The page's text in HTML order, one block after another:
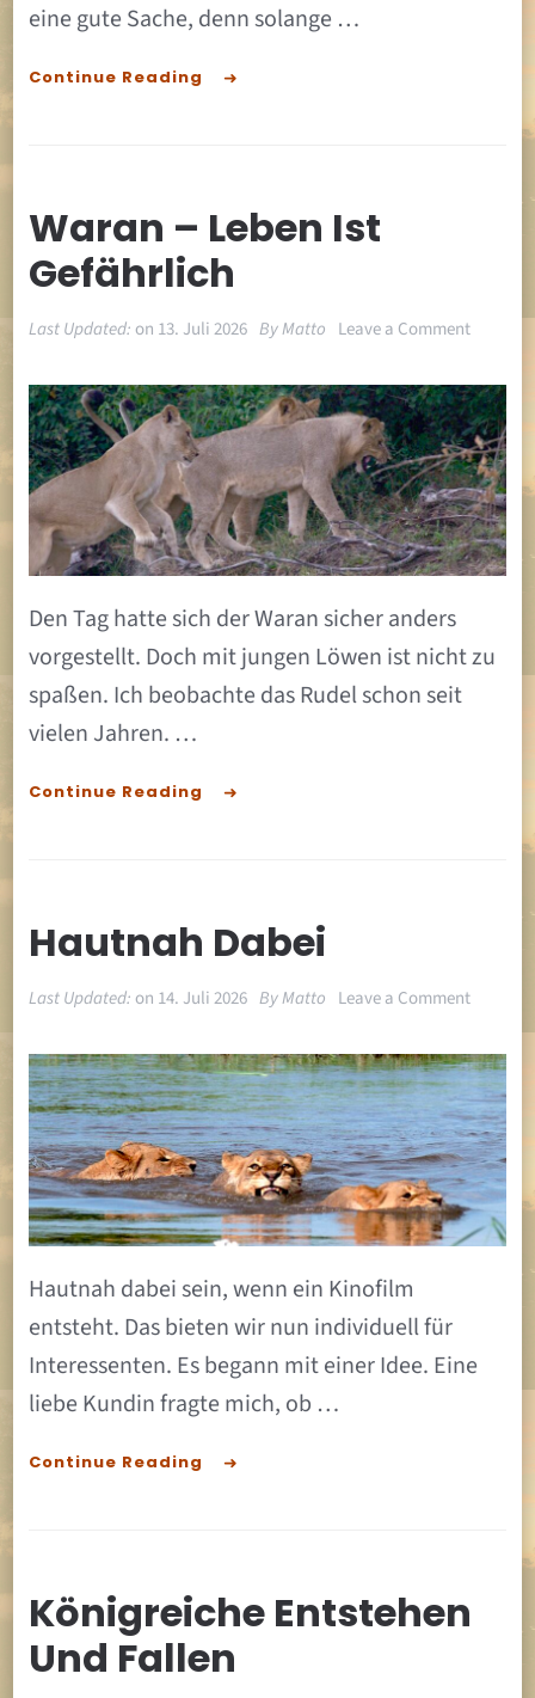
eine gute Sache, denn solange …
Continue Reading
Waran – Leben Ist
Gefährlich
Last Updated:on 13. Juli 2026 ByMatto Leave a Commenton
–
Leben
ist
Den Tag hatte sich der Waran sicher anders
vorgestellt. Doch mit jungen Löwen ist nicht zu
spaßen. Ich beobachte das Rudel schon seit
vielen Jahren. …
Continue Reading
Hautnah Dabei
Last Updated:on 14. Juli 2026 ByMatto Leave a Commenton
Hautnah
dabei
Hautnah dabei sein, wenn ein Kinofilm
entsteht. Das bieten wir nun individuell für
Interessenten. Es begann mit einer Idee. Eine
liebe Kundin fragte mich, ob …
Continue Reading
Königreiche Entstehen
Und Fallen